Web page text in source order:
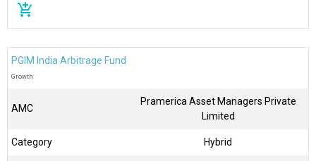
add_shopping_cart
PGIM India Arbitrage Fund
Growth
AMC
Pramerica Asset Managers Private
Limited
Category Hybrid